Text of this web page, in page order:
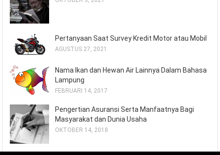
Pertanyaan Saat Survey Kredit Motor atau Mobil
AGUSTUS 27, 2021
Nama Ikan dan Hewan Air Lainnya Dalam Bahasa
Lampung
FEBRUARI 14, 2017
Pengertian Asuransi Serta Manfaatnya Bagi
Masyarakat dan Dunia Usaha
OKTOBER 14, 2018